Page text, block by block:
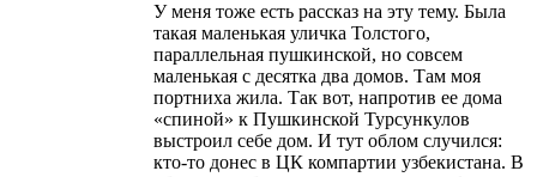
У меня тоже есть рассказ на эту тему. Была
такая маленькая уличка Толстого,
параллельная пушкинской, но совсем
маленькая с десятка два домов. Там моя
портниха жила. Так вот, напротив ее дома
«спиной» к Пушкинской Турсункулов
выстроил себе дом. И тут облом случился:
кто-то донес в ЦК компартии узбекистана. В